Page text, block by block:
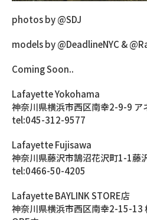
photos by @SDJ
models by @DeadlineNYC &
Coming Soon..
Lafayette Yokohama
神奈川県横浜市西区南幸2-9-9 ア
tel:045-312-9577
Lafayette Fujisawa
神奈川県藤沢市鵠沼花沢町1-1藤
tel:0466-50-4205
Lafayette BAYLINK STORE店
神奈川県横浜市西区南幸2-15-13